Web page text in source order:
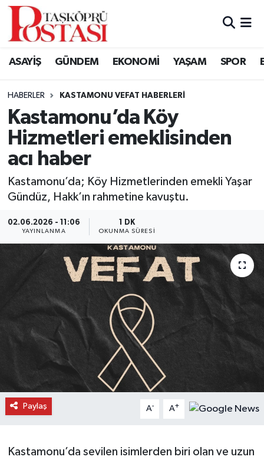
ASAYİŞ GÜNDEM EKONOMİ YAŞAM SPOR
HABERLER KASTAMONU VEFAT HABERLERI
Kastamonu’da Köy
Hizmetleri emeklisinden
acı haber
Kastamonu’da; Köy Hizmetlerinden emekli Yaşar
Gündüz, Hakk’ın rahmetine kavuştu.
02.06.2026 - 11:06
YAYINLANMA
1 DK
OKUNMA SÜRESI
Paylaş A- A+
Kastamonu’da sevilen isimlerden biri olan ve uzun
Kastamonu Vefat Edenler
Araç Haberleri
Azdavay Haberleri
Bozkurt Haberleri
Çatalzeytin Haberleri
Cide Haberleri
Daday Haberleri
Devrekani Haberleri
Doğanyurt Haberleri
Hanönü Haberleri
İhsangazi Haberleri